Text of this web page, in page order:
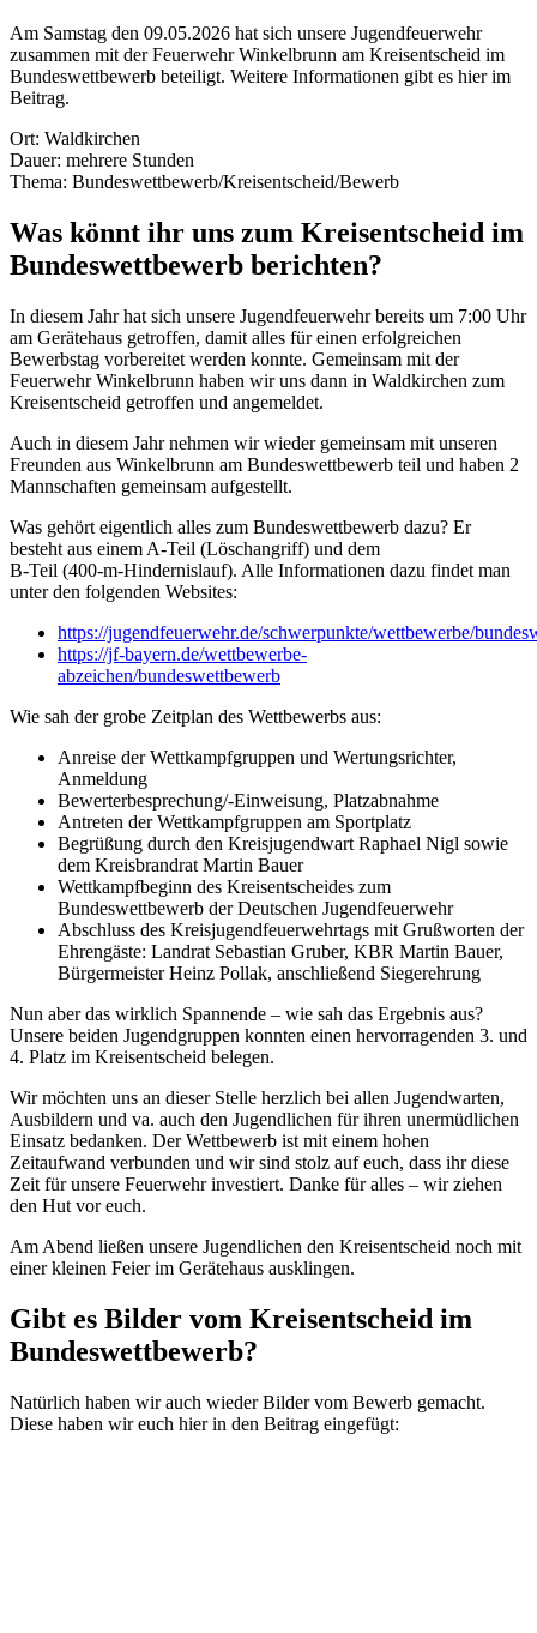
Am Samstag den 09.05.2026 hat sich unsere Jugendfeuerwehr
zusammen mit der Feuerwehr Winkelbrunn am Kreisentscheid im
Bundeswettbewerb beteiligt. Weitere Informationen gibt es hier im
Beitrag.
Ort: Waldkirchen
Dauer: mehrere Stunden
Thema: Bundeswettbewerb/Kreisentscheid/Bewerb
Was könnt ihr uns zum Kreisentscheid im
Bundeswettbewerb berichten?
In diesem Jahr hat sich unsere Jugendfeuerwehr bereits um 7:00 Uhr
am Gerätehaus getroffen, damit alles für einen erfolgreichen
Bewerbstag vorbereitet werden konnte. Gemeinsam mit der
Feuerwehr Winkelbrunn haben wir uns dann in Waldkirchen zum
Kreisentscheid getroffen und angemeldet.
Auch in diesem Jahr nehmen wir wieder gemeinsam mit unseren
Freunden aus Winkelbrunn am Bundeswettbewerb teil und haben 2
Mannschaften gemeinsam aufgestellt.
Was gehört eigentlich alles zum Bundeswettbewerb dazu? Er
besteht aus einem A-Teil (Löschangriff) und dem
B-Teil (400-m-Hindernislauf). Alle Informationen dazu findet man
unter den folgenden Websites:
https://jugendfeuerwehr.de/schwerpunkte/wettbewerbe/
https://jf-bayern.de/wettbewerbe-
abzeichen/bundeswettbewerb
Wie sah der grobe Zeitplan des Wettbewerbs aus:
Anreise der Wettkampfgruppen und Wertungsrichter,
Anmeldung
Bewerterbesprechung/-Einweisung, Platzabnahme
Antreten der Wettkampfgruppen am Sportplatz
Begrüßung durch den Kreisjugendwart Raphael Nigl sowie
dem Kreisbrandrat Martin Bauer
Wettkampfbeginn des Kreisentscheides zum
Bundeswettbewerb der Deutschen Jugendfeuerwehr
Abschluss des Kreisjugendfeuerwehrtags mit Grußworten der
Ehrengäste: Landrat Sebastian Gruber, KBR Martin Bauer,
Bürgermeister Heinz Pollak, anschließend Siegerehrung
Nun aber das wirklich Spannende – wie sah das Ergebnis aus?
Unsere beiden Jugendgruppen konnten einen hervorragenden 3. und
4. Platz im Kreisentscheid belegen.
Wir möchten uns an dieser Stelle herzlich bei allen Jugendwarten,
Ausbildern und va. auch den Jugendlichen für ihren unermüdlichen
Einsatz bedanken. Der Wettbewerb ist mit einem hohen
Zeitaufwand verbunden und wir sind stolz auf euch, dass ihr diese
Zeit für unsere Feuerwehr investiert. Danke für alles – wir ziehen
den Hut vor euch.
Am Abend ließen unsere Jugendlichen den Kreisentscheid noch mit
einer kleinen Feier im Gerätehaus ausklingen.
Gibt es Bilder vom Kreisentscheid im
Bundeswettbewerb?
Natürlich haben wir auch wieder Bilder vom Bewerb gemacht.
Diese haben wir euch hier in den Beitrag eingefügt: